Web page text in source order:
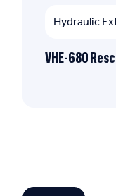
Hydraulic
VHE-680